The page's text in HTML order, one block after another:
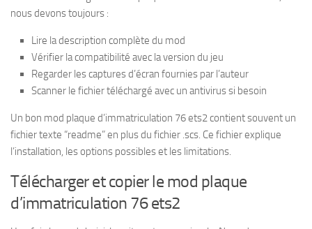
nous devons toujours :
Lire la description complète du mod
Vérifier la compatibilité avec la version du jeu
Regarder les captures d’écran fournies par l’auteur
Scanner le fichier téléchargé avec un antivirus si besoin
Un bon mod plaque d’immatriculation 76 ets2 contient souvent un
fichier texte “readme” en plus du fichier .scs. Ce fichier explique
l’installation, les options possibles et les limitations.
Télécharger et copier le mod plaque
d’immatriculation 76 ets2